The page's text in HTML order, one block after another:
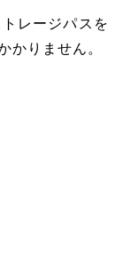
レージパスを
かりません。